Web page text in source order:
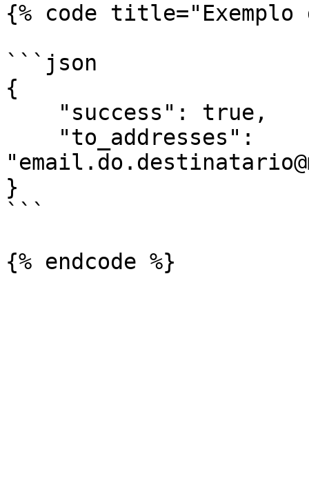
{% code title="Exemplo
```json
{
}
```